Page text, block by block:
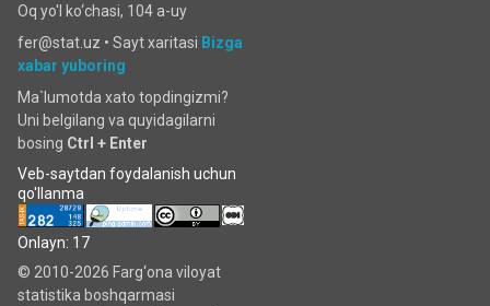
Oq yo'l ko‘chаsi, 104 a-uy
fer@stat.uz • Sayt xaritasi Bizga
xabar yuboring
Ma`lumotda xato topdingizmi?
Uni belgilang va quyidagilarni
bosing Ctrl + Enter
Veb-saytdan foydalanish uchun
qo'llanma
Onlayn: 17
© 2010-2026 Farg‘ona viloyat
statistika boshqarmasi